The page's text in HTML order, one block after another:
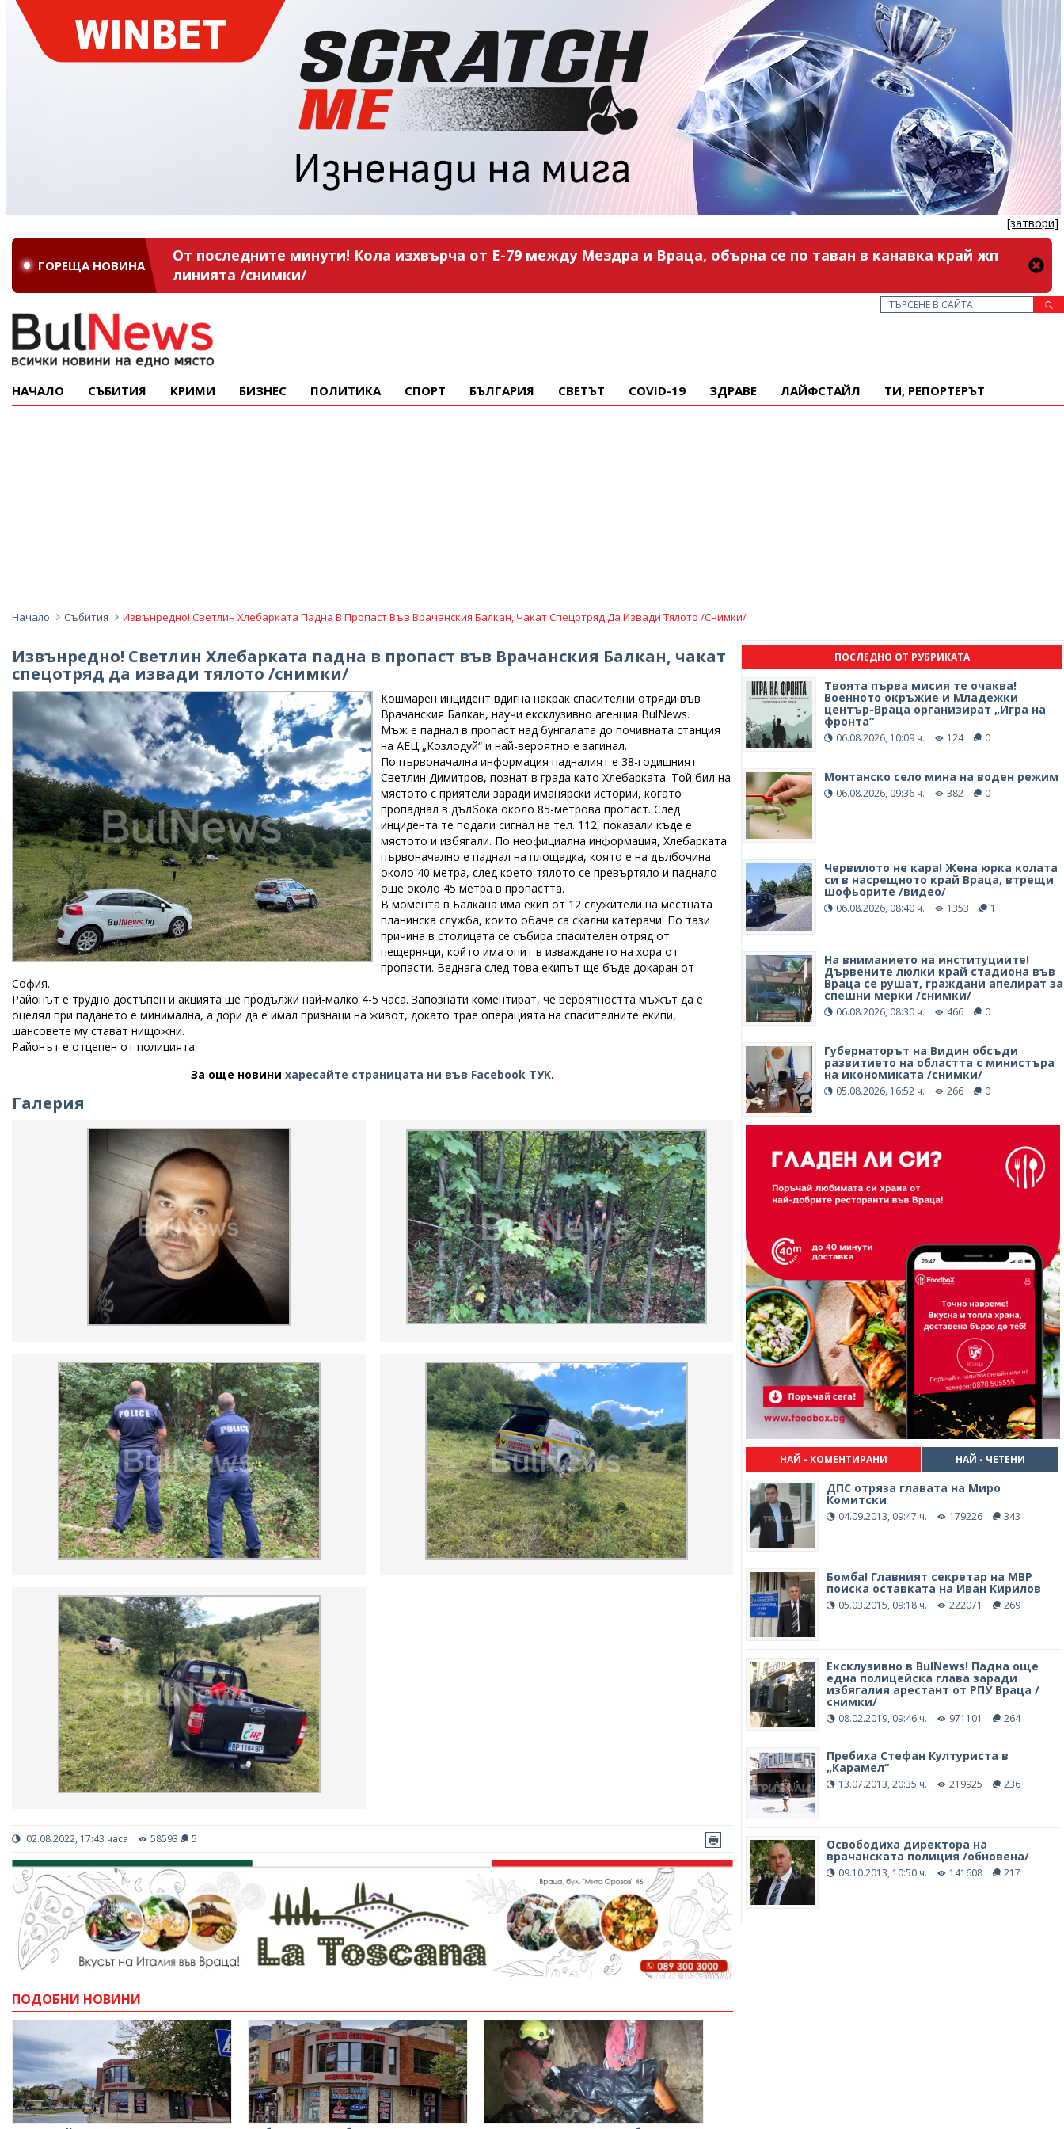
[затвори]
ГОРЕЩА НОВИНА
От последните минути! Кола изхвърча от Е-79 между Мездра и Враца, обърна се по таван в канавка край жп
линията /снимки/
НАЧАЛО СЪБИТИЯ КРИМИ БИЗНЕС ПОЛИТИКА СПОРТ БЪЛГАРИЯ СВЕТЪТ COVID-19 ЗДРАВЕ ЛАЙФСТАЙЛ ТИ, РЕПОРТЕРЪТ
Начало Събития Извънредно! Светлин Хлебарката Падна В Пропаст Във Врачанския Балкан, Чакат Спецотряд Да Извади Тялото /снимки/
Извънредно! Светлин Хлебарката падна в пропаст във Врачанския Балкан, чакат
спецотряд да извади тялото /снимки/
Кошмарен инцидент вдигна накрак спасителни отряди във
Врачанския Балкан, научи ексклузивно агенция BulNews.
Мъж е паднал в пропаст над бунгалата до почивната станция
на АЕЦ „Козлодуй“ и най-вероятно е загинал.
По първоначална информация падналият е 38-годишният
Светлин Димитров, познат в града като Хлебарката. Той бил на
мястото с приятели заради иманярски истории, когато
пропаднал в дълбока около 85-метрова пропаст. След
инцидента те подали сигнал на тел. 112, показали къде е
мястото и избягали. По неофициална информация, Хлебарката
първоначално е паднал на площадка, която е на дълбочина
около 40 метра, след което тялото се превъртяло и паднало
още около 45 метра в пропастта.
В момента в Балкана има екип от 12 служители на местната
планинска служба, които обаче са скални катерачи. По тази
причина в столицата се събира спасителен отряд от
пещерняци, който има опит в изваждането на хора от
пропасти. Веднага след това екипът ще бъде докаран от
София.
Районът е трудно достъпен и акцията ще продължи най-малко 4-5 часа. Запознати коментират, че вероятността мъжът да е
оцелял при падането е минимална, а дори да е имал признаци на живот, докато трае операцията на спасителните екипи,
шансовете му стават нищожни.
Районът е отцепен от полицията.
За още новинихаресайте страницата ни във Facebook ТУК.
Галерия
02.08.2022, 17:43 часа 58593 5
ПОДОБНИ НОВИНИ
ПОСЛЕДНО ОТ РУБРИКАТА
Твоята първа мисия те очаква!
Военното окръжие и Младежки
център-Враца организират „Игра на
фронта“
06.08.2026, 10:09 ч. 124 0
Монтанско село мина на воден режим
06.08.2026, 09:36 ч. 382 0
Червилото не кара! Жена юрка колата
си в насрещното край Враца, втрещи
шофьорите /видео/
06.08.2026, 08:40 ч. 1353 1
На вниманието на институциите!
Дървените люлки край стадиона във
Враца се рушат, граждани апелират за
спешни мерки /снимки/
06.08.2026, 08:30 ч. 466 0
Губернаторът на Видин обсъди
развитието на областта с министъра
на икономиката /снимки/
05.08.2026, 16:52 ч. 266 0
НАЙ - КОМЕНТИРАНИ НАЙ - ЧЕТЕНИ
ДПС отряза главата на Миро
Комитски
04.09.2013, 09:47 ч. 179226 343
Бомба! Главният секретар на МВР
поиска оставката на Иван Кирилов
05.03.2015, 09:18 ч. 222071 269
Ексклузивно в BulNews! Падна още
една полицейска глава заради
избягалия арестант от РПУ Враца /
снимки/
08.02.2019, 09:46 ч. 971101 264
Пребиха Стефан Културиста в
„Карамел“
13.07.2013, 20:35 ч. 219925 236
Освободиха директора на
врачанската полиция /обновена/
09.10.2013, 10:50 ч. 141608 217